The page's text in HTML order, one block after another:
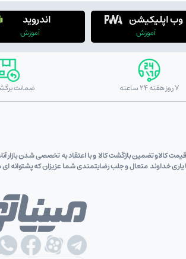
وب اپلیکیشن
آموزش
اندروید
آموزش
7 روز هفته 24 ساعته ضمانت
تضمین قیمت کالاو تضمین بازگشت کالا و با اعتقاد به تخصصی شدن بازار
یاری خداوند متعال و جلب رضایتمندی شما عزیزان که پشتوانه